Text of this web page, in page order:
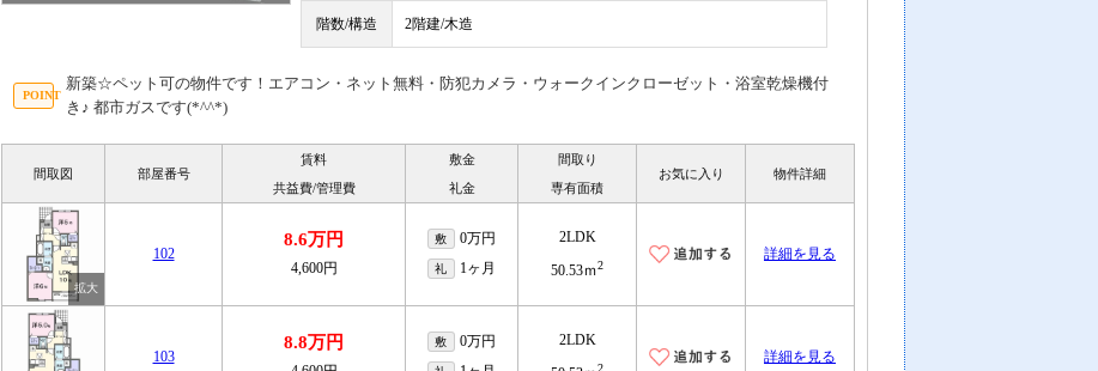
階数/構造 2階建/木造
新築☆ペット可の物件です！エアコン・ネット無料・防犯カメラ・ウォークインクローゼット・浴室乾燥機付
き♪ 都市ガスです(*^^*)
間取図 部屋番号
賃料
共益費/管理費
敷金
礼金
間取り
専有面積
お気に入り 物件詳細
102
8.6万円
4,600円
敷 0万円
礼 1ヶ月
2LDK
50.53ｍ2
詳細を見る
103
8.8万円 敷 0万円
2LDK
2
詳細を見る